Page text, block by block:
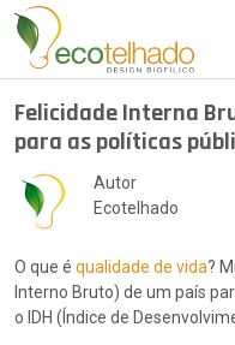
Felicidade Interna
para as políticas
Autor
Ecotelhado
O que é qualidade de vida?
Interno Bruto) de um país
o IDH (Índice de